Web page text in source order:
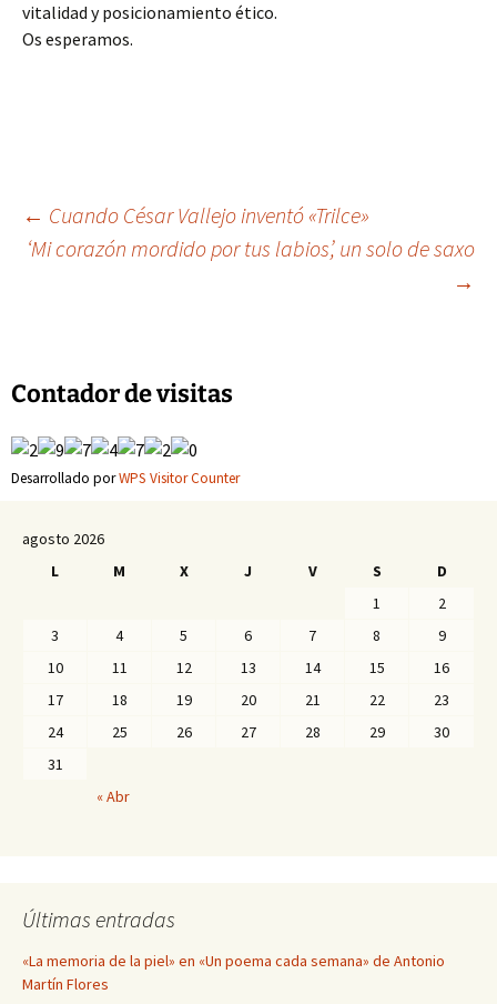
vitalidad y posicionamiento ético.
Os esperamos.
Navegación
entradas
← Cuando César Vallejo inventó «Trilce»
‘Mi corazón mordido por tus labios’, un solo de saxo
→
Contador de visitas
Desarrollado porWPS Visitor Counter
agosto 2026
L
M X J V S
D
1
2
3
4 5 6 7 8
9
10
11 12 13 14 15
16
17
18 19 20 21 22
23
24
25 26 27 28 29
30
31
« Abr
Últimas entradas
«La memoria de la piel» en «Un poema cada semana» de Antonio
Martín Flores